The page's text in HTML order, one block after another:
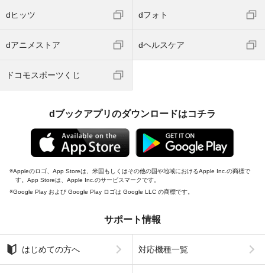
dヒッツ dフォト
dアニメストア dヘルスケア
ドコモスポーツくじ
dブックアプリのダウンロードはコチラ
Appleのロゴ、App Storeは、米国もしくはその他の国や地域におけるApple Inc.の商標で
す。App Storeは、Apple Inc.のサービスマークです。
Google Play および Google Play ロゴは Google LLC の商標です。
サポート情報
はじめての方へ 対応機種一覧